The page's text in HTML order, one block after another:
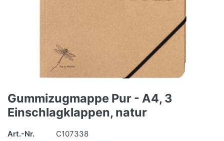
Gummizugmappe Pur - A4, 3
Einschlagklappen, natur
Art.-Nr.
C107338